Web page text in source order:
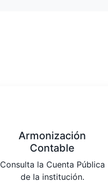
Armonización
Contable
Consulta la Cuenta Pública
de la institución.